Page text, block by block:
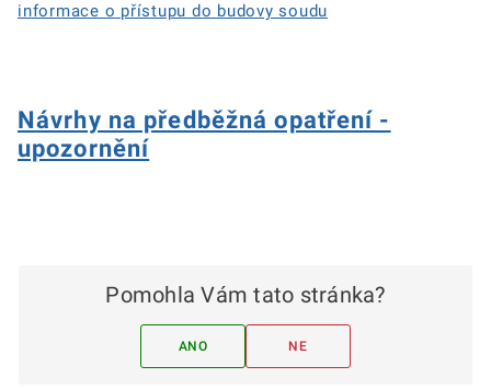
informace o přístupu do budovy soudu
Návrhy na předběžná opatření -
upozornění
Pomohla Vám tato stránka?
ANO NE